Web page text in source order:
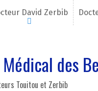
David Zerbib
des
Touitou et Zerbib